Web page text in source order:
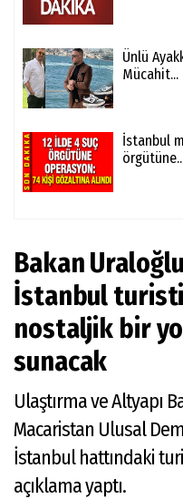
Ünlü
Mücahit...
İstanbul
Bakan
İstanbul
nostaljik bir
sunacak
Ulaştırma ve Altyapı
Macaristan Ulusal
İstanbul hattındaki
açıklama yaptı.